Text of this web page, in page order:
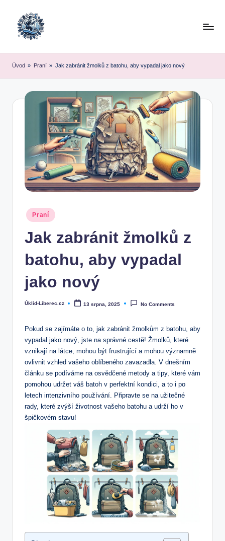
Úvod » Praní » Jak zabránit žmolků z batohu, aby vypadal jako nový
Posted
in
Praní
Jak zabránit žmolků z
batohu, aby vypadal
jako nový
Posted
Úklid-Liberec.cz 13 srpna, 2025 No Comments
Pokud se zajímáte o to, jak‌ zabránit žmolkům z batohu, aby
vypadal jako nový, jste na správné cestě! Žmolků, které
vznikají na látce, mohou být‌ frustrující a mohou významně
ovlivnit vzhled vašeho oblíbeného zavazadla. V dnešním
článku se podíváme na ⁣osvědčené metody a tipy, které vám
pomohou​ udržet váš ⁤batoh v perfektní​ kondici, a to i po
letech intenzivního používání. Připravte se na užitečné
rady, které zvýší životnost vašeho batohu a ⁤udrží ho v
špičkovém stavu!